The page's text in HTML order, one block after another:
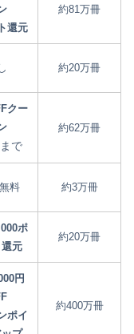
還元
約81万冊
約20万冊
クー
で
約62万冊
料 約3万冊
ポ
元
約20万冊
円
ポイ
約400万冊